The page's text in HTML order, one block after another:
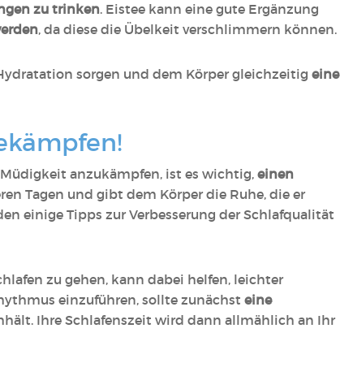
zu trinken. Eistee kann eine gute Ergänzung
, da diese die Übelkeit verschlimmern können.
sorgen und dem Körper gleichzeitig eine
anzukämpfen, ist es wichtig,einen
Tagen und gibt dem Körper die Ruhe, die er
einige Tipps zur Verbesserung der Schlafqualität
zu gehen, kann dabei helfen, leichter
einzuführen, sollte zunächst eine
Ihre Schlafenszeit wird dann allmählich an Ihr